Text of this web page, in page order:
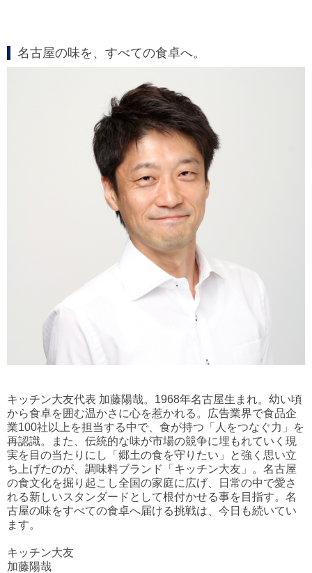
名古屋の味を、すべての食卓へ。
キッチン大友代表 加藤陽哉。1968年名古屋生まれ。幼い頃
から食卓を囲む温かさに心を惹かれる。広告業界で食品企
業100社以上を担当する中で、食が持つ「人をつなぐ力」を
再認識。また、伝統的な味が市場の競争に埋もれていく現
実を目の当たりにし「郷土の食を守りたい」と強く思い立
ち上げたのが、調味料ブランド「キッチン大友」。名古屋
の食文化を掘り起こし全国の家庭に広げ、日常の中で愛さ
れる新しいスタンダードとして根付かせる事を目指す。名
古屋の味をすべての食卓へ届ける挑戦は、今日も続いてい
ます。
キッチン大友
加藤陽哉